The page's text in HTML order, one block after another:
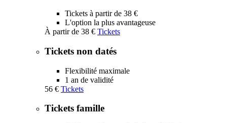
Tickets à partir de 38 €
L'option la plus avantageuse
À partir de 38 € Tickets
Tickets non datés
Flexibilité maximale
1 an de validité
56 € Tickets
Tickets famille